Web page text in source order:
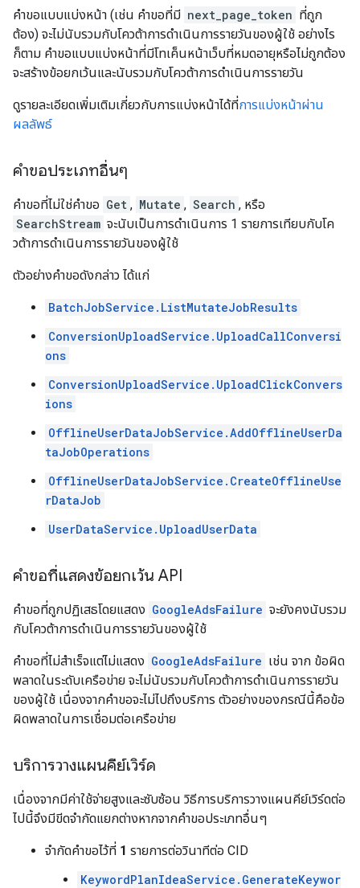
คำขอแบบแบ่งหน้า (เช่น คำขอที่มี next_page_token ที่ถูก
ต้อง) จะไม่นับรวมกับโควต้าการดำเนินการรายวันของผู้ใช้ อย่างไร
ก็ตาม คำขอแบบแบ่งหน้าที่มีโทเค็นหน้าเว็บที่หมดอายุหรือไม่ถูกต้อง
จะสร้างข้อยกเว้นและนับรวมกับโควต้าการดำเนินการรายวัน
ดูรายละเอียดเพิ่มเติมเกี่ยวกับการแบ่งหน้าได้ที่การแบ่งหน้าผ่าน
ผลลัพธ์
คำขอประเภทอื่นๆ
คำขอที่ไม่ใช่คำขอ Get , Mutate , Search , หรือ
SearchStream จะนับเป็นการดำเนินการ 1 รายการเทียบกับโค
วต้าการดำเนินการรายวันของผู้ใช้
ตัวอย่างคำขอดังกล่าว ได้แก่
BatchJobService.ListMutateJobResults
ConversionUploadService.UploadCallConversi
ons
ConversionUploadService.UploadClickConvers
ions
OfflineUserDataJobService.AddOfflineUserDa
taJobOperations
OfflineUserDataJobService.CreateOfflineUse
rDataJob
UserDataService.UploadUserData
คำขอที่แสดงข้อยกเว้น API
คำขอที่ถูกปฏิเสธโดยแสดง GoogleAdsFailure จะยังคงนับรวม
กับโควต้าการดำเนินการรายวันของผู้ใช้
คำขอที่ไม่สำเร็จแต่ไม่แสดง GoogleAdsFailure เช่น จาก ข้อผิด
พลาดในระดับเครือข่าย จะไม่นับรวมกับโควต้าการดำเนินการรายวัน
ของผู้ใช้ เนื่องจากคำขอจะไม่ไปถึงบริการ ตัวอย่างของกรณีนี้คือข้อ
ผิดพลาดในการเชื่อมต่อเครือข่าย
บริการวางแผนคีย์เวิร์ด
เนื่องจากมีค่าใช้จ่ายสูงและซับซ้อน วิธีการบริการวางแผนคีย์เวิร์ดต่อ
ไปนี้จึงมีขีดจำกัดแยกต่างหากจากคำขอประเภทอื่นๆ
จำกัดคำขอไว้ที่ 1 รายการต่อวินาทีต่อ CID
KeywordPlanIdeaService.GenerateKeywor